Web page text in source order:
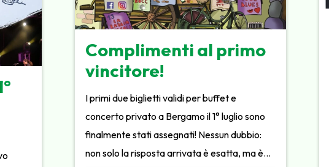
Complimenti al primo
vincitore!
I primi due biglietti validi per buffet e
concerto privato a Bergamo il 1° luglio sono
finalmente stati assegnati! Nessun dubbio:
non solo la risposta arrivata è esatta, ma è…